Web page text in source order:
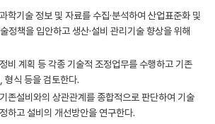
학기술 정보 및 자료를 수집·분석하여 산업표준화 및
정책을 입안하고 생산·설비 관리기술 향상을 위해
비 계획 등 각종 기술적 조정업무를 수행하고 기존
형식 등을 검토한다.
존설비와의 상관관계를 종합적으로 판단하여 기술
하고 설비의 개선방안을 연구한다.